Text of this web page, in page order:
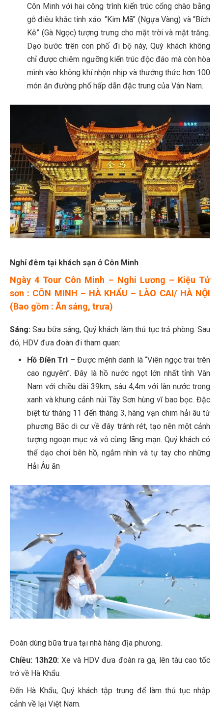
Côn Minh với hai công trình kiến trúc cổng chào bằng
gỗ điêu khắc tinh xảo. “Kim Mã” (Ngựa Vàng) và “Bích
Kê” (Gà Ngọc) tượng trưng cho mặt trời và mặt trăng.
Dạo bước trên con phố đi bộ này, Quý khách không
chỉ được chiêm ngưỡng kiến trúc độc đáo mà còn hòa
mình vào không khí nhộn nhịp và thưởng thức hơn 100
món ăn đường phố hấp dẫn đặc trung của Vân Nam.
Nghỉ đêm tại khách sạn ở Côn Minh
Ngày 4 Tour Côn Minh – Nghi Lương – Kiệu Tử
sơn : CÔN MINH – HÀ KHẨU – LÀO CAI/ HÀ NỘI
(Bao gồm : Ăn sáng, trưa)
Sáng: Sau bữa sáng, Quý khách làm thủ tục trả phòng. Sau
đó, HDV đưa đoàn đi tham quan:
Hồ Điền Trì – Được mệnh danh là “Viên ngọc trai trên
cao nguyên”. Đây là hồ nước ngọt lớn nhất tỉnh Vân
Nam với chiều dài 39km, sâu 4,4m với làn nước trong
xanh và khung cảnh núi Tây Sơn hùng vĩ bao bọc. Đặc
biệt từ tháng 11 đến tháng 3, hàng vạn chim hải âu từ
phương Bắc di cư về đây tránh rét, tạo nên một cảnh
tượng ngoạn mục và vô cùng lãng mạn. Quý khách có
thể dạo chơi bên hồ, ngắm nhìn và tự tay cho những
Hải Âu ăn
Đoàn dùng bữa trưa tại nhà hàng địa phương.
Chiều: 13h20: Xe và HDV đưa đoàn ra ga, lên tàu cao tốc
trở về Hà Khẩu.
Đến Hà Khẩu, Quý khách tập trung để làm thủ tục nhập
cảnh về lại Việt Nam.